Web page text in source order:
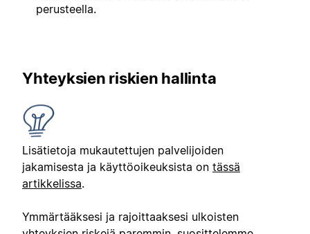
perusteella.
Yhteyksien riskien hallinta
Lisätietoja mukautettujen palvelijoiden
jakamisesta ja käyttöoikeuksista on tässä
artikkelissa.
Ymmärtääksesi ja rajoittaaksesi ulkoisten